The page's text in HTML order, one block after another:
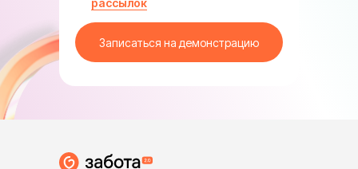
рассылок
Записаться на демонстрацию